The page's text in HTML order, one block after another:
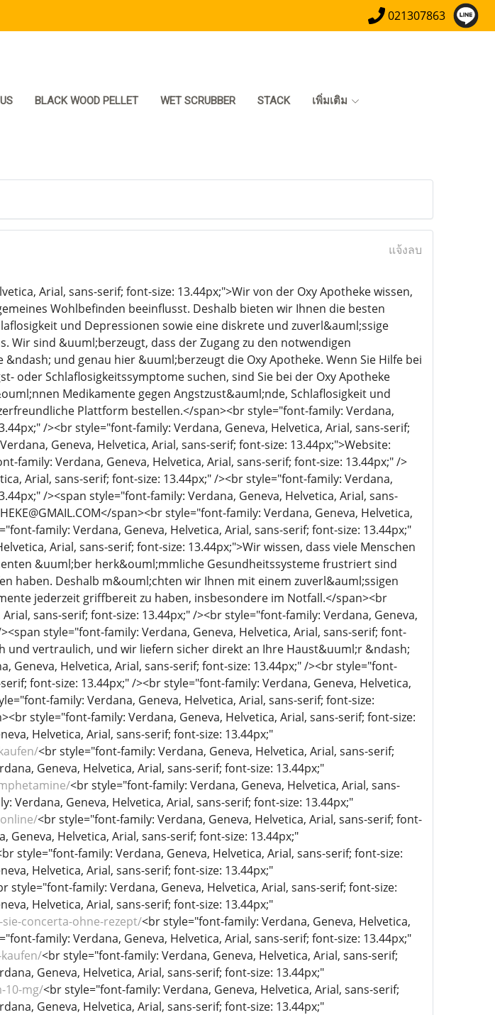
021307863
BLACK WOOD PELLET WET SCRUBBER STACK เพิ่มเติม
แจ้งลบ
Arial, sans-serif; font-size: 13.44px;">Wir von der Oxy Apotheke wissen,
Wohlbefinden beeinflusst. Deshalb bieten wir Ihnen die besten
und Depressionen sowie eine diskrete und zuverl&auml;ssige
Wir sind &uuml;berzeugt, dass der Zugang zu den notwendigen
und genau hier &uuml;berzeugt die Oxy Apotheke. Wenn Sie Hilfe bei
oder Schlaflosigkeitssymptome suchen, sind Sie bei der Oxy Apotheke
Medikamente gegen Angstzust&auml;nde, Schlaflosigkeit und
Plattform bestellen.</span><br style="font-family: Verdana,
/><br style="font-family: Verdana, Geneva, Helvetica, Arial, sans-serif;
Geneva, Helvetica, Arial, sans-serif; font-size: 13.44px;">Website:
family: Verdana, Geneva, Helvetica, Arial, sans-serif; font-size: 13.44px;" />
Arial, sans-serif; font-size: 13.44px;" /><br style="font-family: Verdana,
/><span style="font-family: Verdana, Geneva, Helvetica, Arial, sans-
span><br style="font-family: Verdana, Geneva, Helvetica,
family: Verdana, Geneva, Helvetica, Arial, sans-serif; font-size: 13.44px;"
Arial, sans-serif; font-size: 13.44px;">Wir wissen, dass viele Menschen
&uuml;ber herk&ouml;mmliche Gesundheitssysteme frustriert sind
haben. Deshalb m&ouml;chten wir Ihnen mit einem zuverl&auml;ssigen
jederzeit griffbereit zu haben, insbesondere im Notfall.</span><br
sans-serif; font-size: 13.44px;" /><br style="font-family: Verdana, Geneva,
style="font-family: Verdana, Geneva, Helvetica, Arial, sans-serif; font-
und vertraulich, und wir liefern sicher direkt an Ihre Haust&uuml;r &ndash;
Geneva, Helvetica, Arial, sans-serif; font-size: 13.44px;" /><br style="font-
font-size: 13.44px;" /><br style="font-family: Verdana, Geneva, Helvetica,
family: Verdana, Geneva, Helvetica, Arial, sans-serif; font-size:
style="font-family: Verdana, Geneva, Helvetica, Arial, sans-serif; font-size:
Helvetica, Arial, sans-serif; font-size: 13.44px;"
<br style="font-family: Verdana, Geneva, Helvetica, Arial, sans-serif;
Geneva, Helvetica, Arial, sans-serif; font-size: 13.44px;"
<br style="font-family: Verdana, Geneva, Helvetica, Arial, sans-
Verdana, Geneva, Helvetica, Arial, sans-serif; font-size: 13.44px;"
<br style="font-family: Verdana, Geneva, Helvetica, Arial, sans-serif; font-
Geneva, Helvetica, Arial, sans-serif; font-size: 13.44px;"
style="font-family: Verdana, Geneva, Helvetica, Arial, sans-serif; font-size:
Helvetica, Arial, sans-serif; font-size: 13.44px;"
style="font-family: Verdana, Geneva, Helvetica, Arial, sans-serif; font-size:
Helvetica, Arial, sans-serif; font-size: 13.44px;"
concerta-ohne-rezept/<br style="font-family: Verdana, Geneva, Helvetica,
family: Verdana, Geneva, Helvetica, Arial, sans-serif; font-size: 13.44px;"
<br style="font-family: Verdana, Geneva, Helvetica, Arial, sans-serif;
Geneva, Helvetica, Arial, sans-serif; font-size: 13.44px;"
10-mg/<br style="font-family: Verdana, Geneva, Helvetica, Arial, sans-serif;
Geneva, Helvetica, Arial, sans-serif; font-size: 13.44px;"